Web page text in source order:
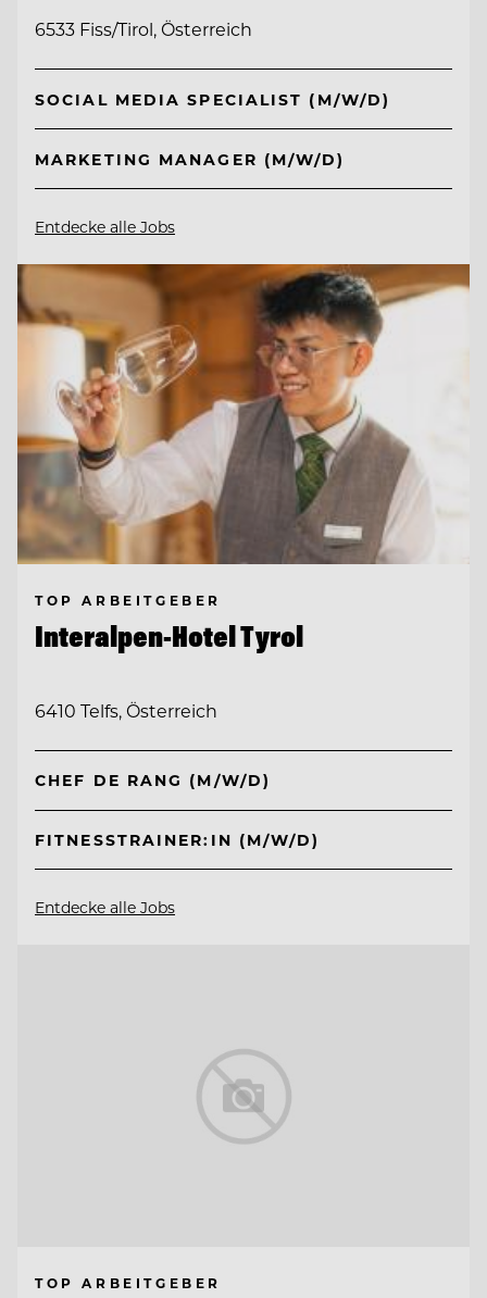
6533 Fiss/Tirol, Österreich
SOCIAL MEDIA SPECIALIST (M/W/D)
MARKETING MANAGER (M/W/D)
Entdecke alle Jobs
TOP ARBEITGEBER
Interalpen-Hotel Tyrol
6410 Telfs, Österreich
CHEF DE RANG (M/W/D)
FITNESSTRAINER:IN (M/W/D)
Entdecke alle Jobs
TOP ARBEITGEBER